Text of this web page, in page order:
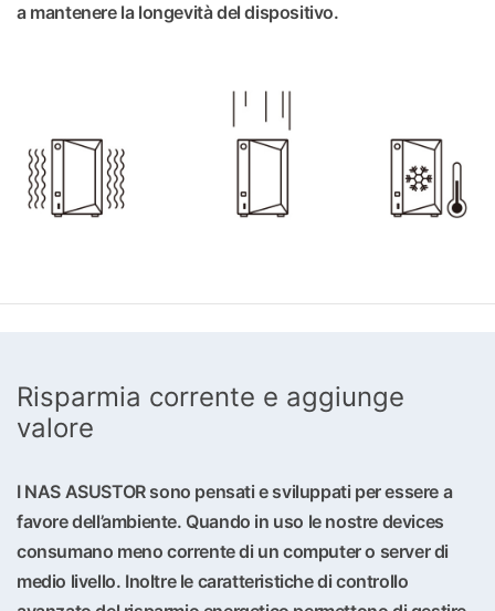
a mantenere la longevità del dispositivo.
Risparmia corrente e aggiunge
valore
I NAS ASUSTOR sono pensati e sviluppati per essere a
favore dell’ambiente. Quando in uso le nostre devices
consumano meno corrente di un computer o server di
medio livello. Inoltre le caratteristiche di controllo